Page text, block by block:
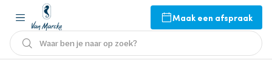
Maak een afspraak
Waar ben je naar op zoek?